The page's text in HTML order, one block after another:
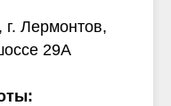
г. Лермонтов,
29А